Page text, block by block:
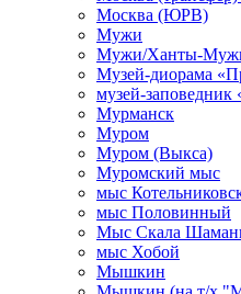
Москва (ЮРВ)
Мужи
Мужи/Ханты-
Музей-диорама
музей-
Мурманск
Муром
Муром (Выкса)
Муромский мыс
мыс
мыс Половинный
Мыс Скала
мыс Хобой
Мышкин